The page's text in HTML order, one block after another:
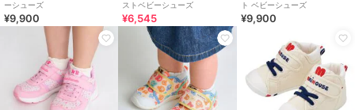
ーシューズ
¥9,900
ストベビーシューズ
¥6,545
ト ベビーシューズ
¥9,900